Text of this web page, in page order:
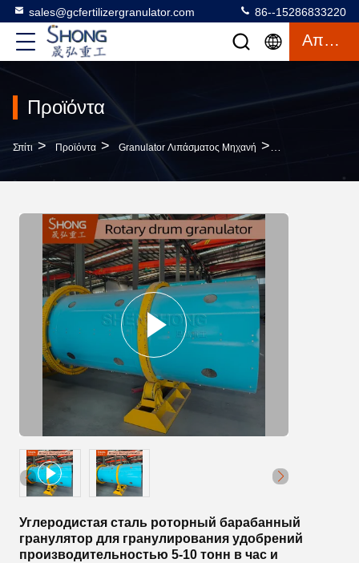
sales@gcfertilizergranulator.com 86--15286833220
Απόσπασμα
Προϊόντα
Σπίτι > Προϊόντα > Granulator Λιπάσματος Μηχανή >
Углеродистая сталь роторный барабанный
гранулятор для гранулирования удобрений
производительностью 5-10 тонн в час и